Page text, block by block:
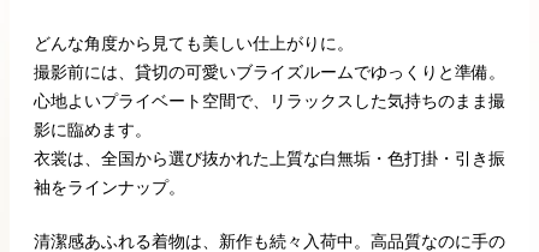
どんな角度から見ても美しい仕上がりに。
撮影前には、貸切の可愛いブライズルームでゆっくりと準備。
心地よいプライベート空間で、リラックスした気持ちのまま撮
影に臨めます。
衣裳は、全国から選び抜かれた上質な白無垢・色打掛・引き振
袖をラインナップ。
清潔感あふれる着物は、新作も続々入荷中。高品質なのに手の